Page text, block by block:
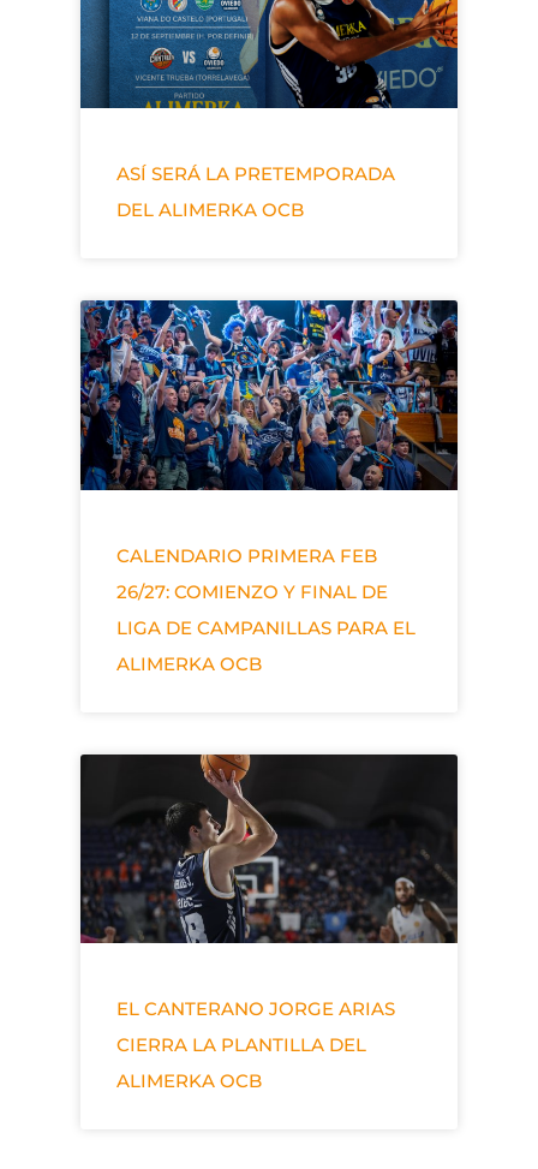
ASÍ SERÁ LA PRETEMPORADA
DEL ALIMERKA OCB
CALENDARIO PRIMERA FEB
26/27: COMIENZO Y FINAL DE
LIGA DE CAMPANILLAS PARA EL
ALIMERKA OCB
EL CANTERANO JORGE ARIAS
CIERRA LA PLANTILLA DEL
ALIMERKA OCB